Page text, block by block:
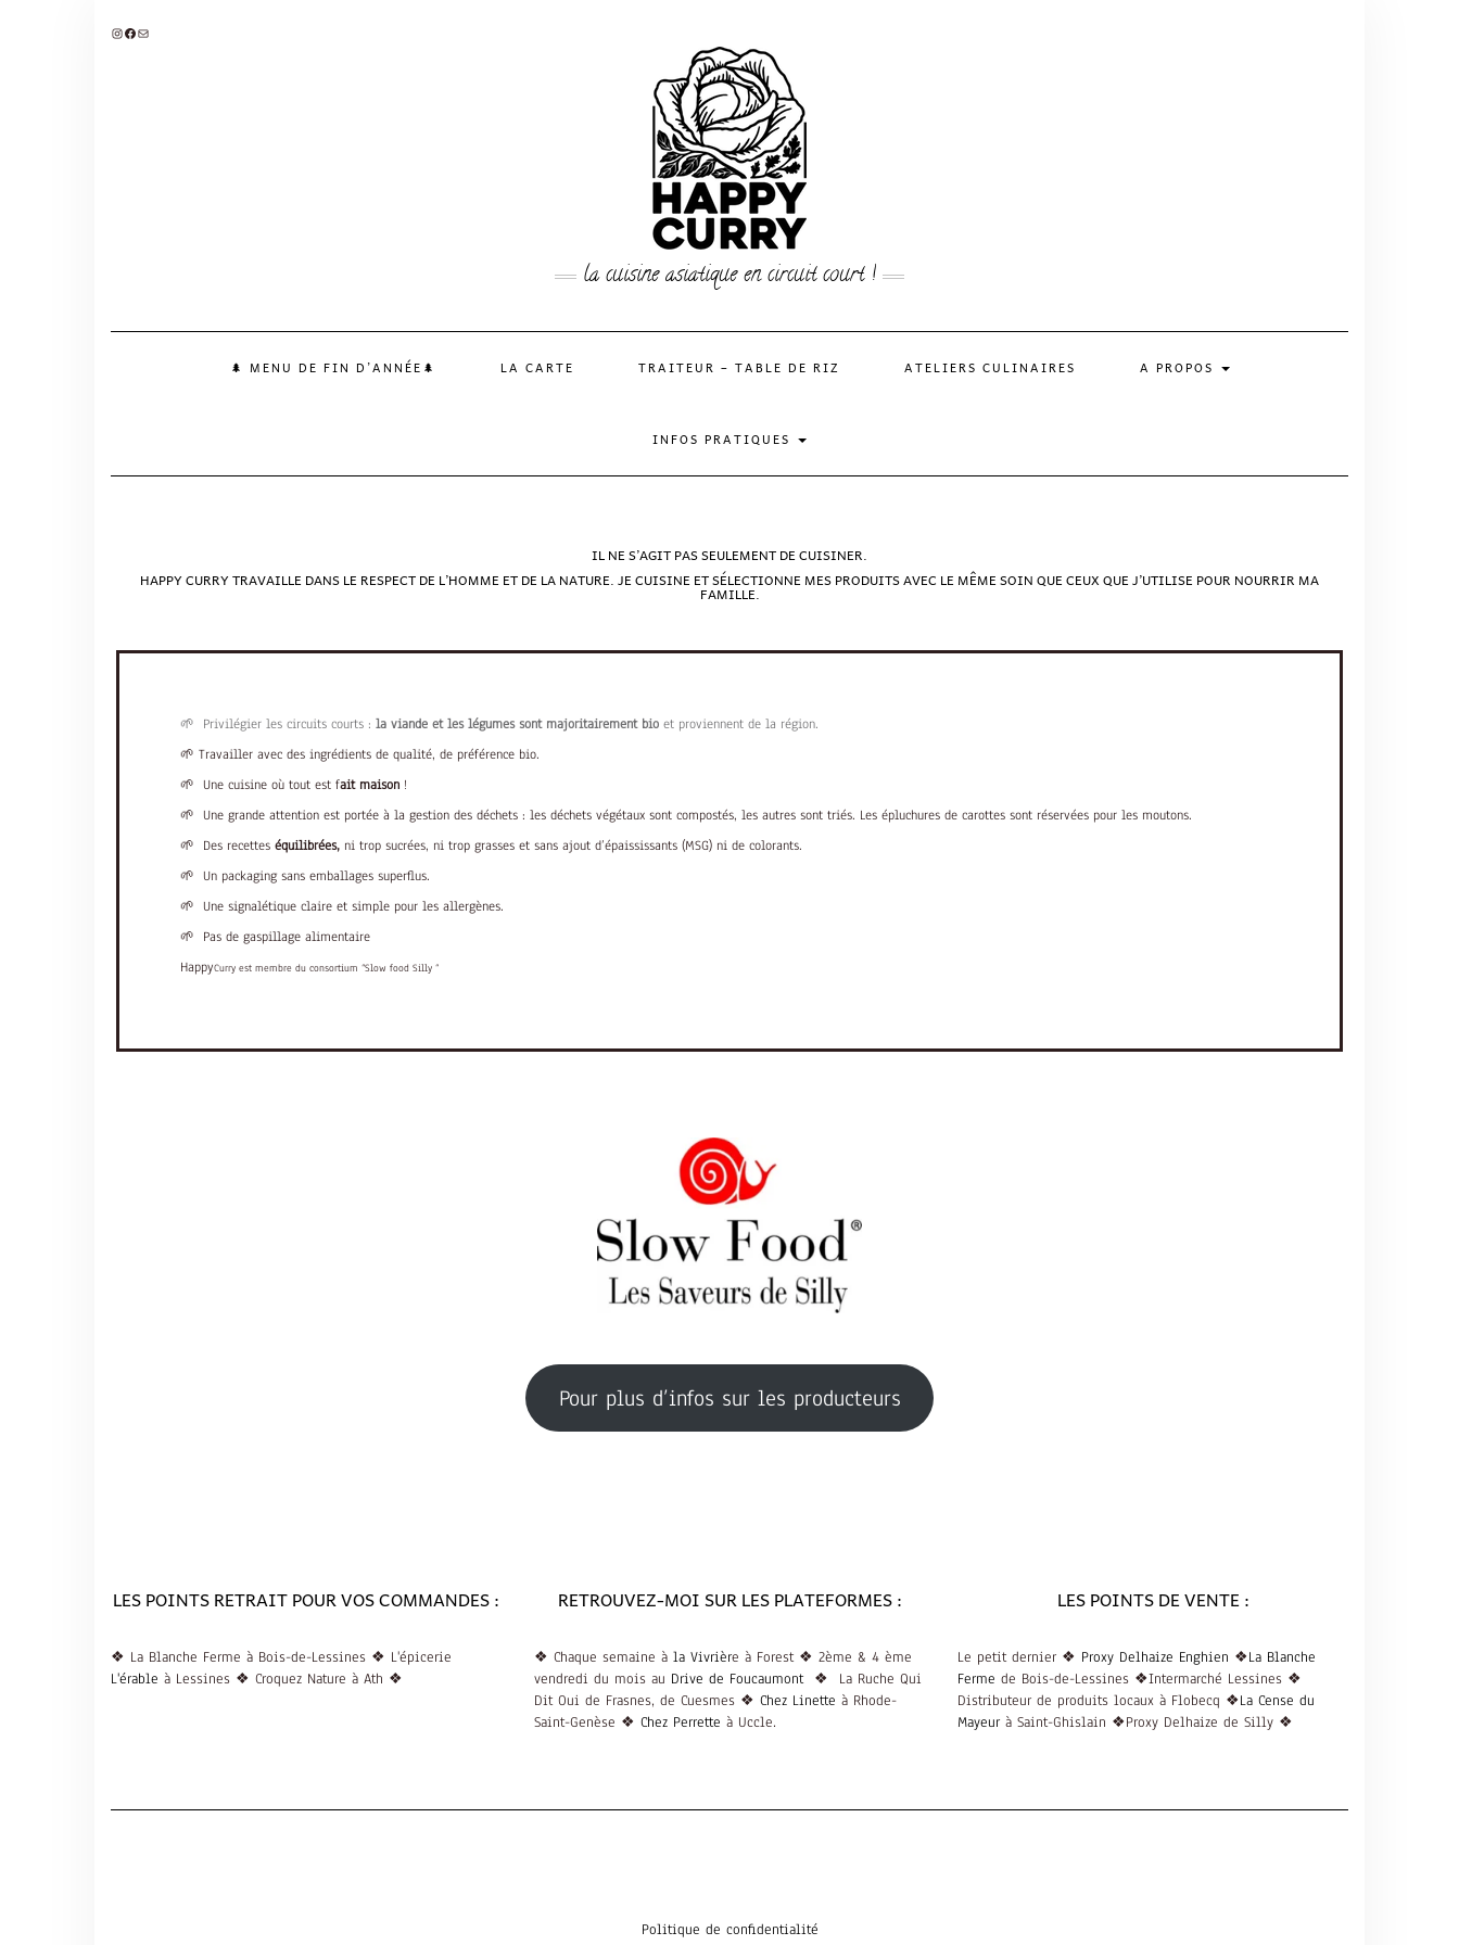
la cuisine asiatique en circuit court !
🌲 MENU DE FIN D’ANNÉE🌲 LA CARTE TRAITEUR – TABLE DE RIZ ATELIERS CULINAIRES A PROPOS
INFOS PRATIQUES
IL NE S’AGIT PAS SEULEMENT DE CUISINER.
HAPPY CURRY TRAVAILLE DANS LE RESPECT DE L’HOMME ET DE LA NATURE. JE CUISINE ET SÉLECTIONNE MES PRODUITS AVEC LE MÊME SOIN QUE CEUX QUE J’UTILISE POUR NOURRIR MA
FAMILLE.
🌱 Privilégier les circuits courts : la viande et les légumes sont majoritairement bio et proviennent de la région.
🌱 Travailler avec des ingrédients de qualité, de préférence bio.
🌱 Une cuisine où tout est fait maison !
🌱 Une grande attention est portée à la gestion des déchets : les déchets végétaux sont compostés, les autres sont triés. Les épluchures de carottes sont réservées pour les moutons.
🌱 Des recettes équilibrées, ni trop sucrées, ni trop grasses et sans ajout d’épaississants (MSG) ni de colorants.
🌱 Un packaging sans emballages superflus.
🌱 Une signalétique claire et simple pour les allergènes.
🌱 Pas de gaspillage alimentaire
HappyCurry est membre du consortium “Slow food Silly “
Pour plus d’infos sur les producteurs
LES POINTS RETRAIT POUR VOS COMMANDES :
❖ La Blanche Ferme à Bois-de-Lessines ❖ L'épicerie
L'érable à Lessines ❖ Croquez Nature à Ath ❖
RETROUVEZ-MOI SUR LES PLATEFORMES :
❖ Chaque semaine à la Vivrière à Forest ❖ 2ème & 4 ème
vendredi du mois au Drive de Foucaumont ❖ La Ruche Qui
Dit Oui de Frasnes, de Cuesmes ❖ Chez Linette à Rhode-
Saint-Genèse ❖ Chez Perrette à Uccle.
LES POINTS DE VENTE :
Le petit dernier ❖ Proxy Delhaize Enghien ❖La Blanche
Ferme de Bois-de-Lessines ❖Intermarché Lessines ❖
Distributeur de produits locaux à Flobecq ❖La Cense du
Mayeur à Saint-Ghislain ❖Proxy Delhaize de Silly ❖
Politique de confidentialité